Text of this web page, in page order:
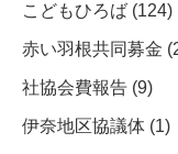
こどもひろば (124)
赤い羽根共同募金
社協会費報告 (9)
伊奈地区協議体 (1)